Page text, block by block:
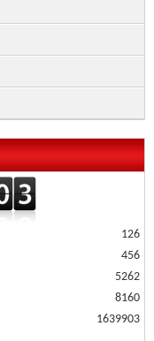
126
456
5262
8160
1639903